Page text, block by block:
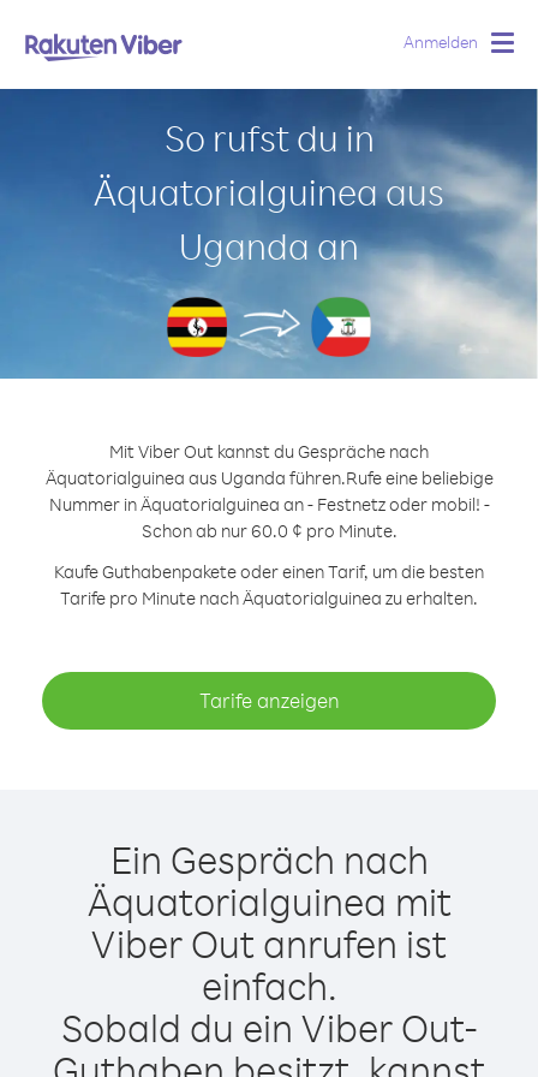
Anmelden
So rufst du in
Äquatorialguinea aus
Uganda an
Mit Viber Out kannst du Gespräche nach
Äquatorialguinea aus Uganda führen.Rufe eine beliebige
Nummer in Äquatorialguinea an - Festnetz oder mobil! -
Schon ab nur 60.0 ¢ pro Minute.
Kaufe Guthabenpakete oder einen Tarif, um die besten
Tarife pro Minute nach Äquatorialguinea zu erhalten.
Tarife anzeigen
Ein Gespräch nach
Äquatorialguinea mit
Viber Out anrufen ist
einfach.
Sobald du ein Viber Out-